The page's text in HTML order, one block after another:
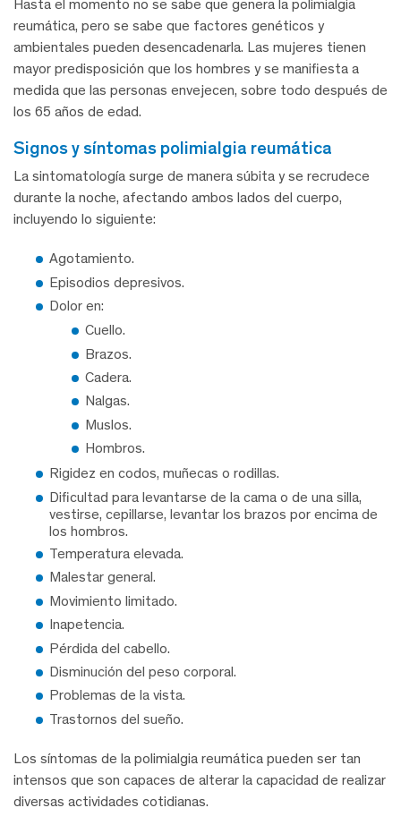
Hasta el momento no se sabe que genera la polimialgia
reumática, pero se sabe que factores genéticos y
ambientales pueden desencadenarla. Las mujeres tienen
mayor predisposición que los hombres y se manifiesta a
medida que las personas envejecen, sobre todo después de
los 65 años de edad.
signos y síntomas polimialgia reumática
La sintomatología surge de manera súbita y se recrudece
durante la noche, afectando ambos lados del cuerpo,
incluyendo lo siguiente:
Agotamiento.
Episodios depresivos.
Dolor en:
Cuello.
Brazos.
Cadera.
Nalgas.
Muslos.
Hombros.
Rigidez en codos, muñecas o rodillas.
Dificultad para levantarse de la cama o de una silla,
vestirse, cepillarse, levantar los brazos por encima de
los hombros.
Temperatura elevada.
Malestar general.
Movimiento limitado.
Inapetencia.
Pérdida del cabello.
Disminución del peso corporal.
Problemas de la vista.
Trastornos del sueño.
Los síntomas de la polimialgia reumática pueden ser tan
intensos que son capaces de alterar la capacidad de realizar
diversas actividades cotidianas.